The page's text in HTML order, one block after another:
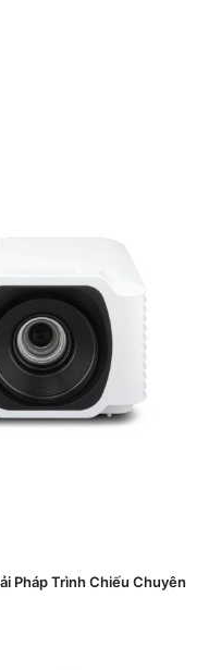
Pháp Trình Chiếu Chuyên